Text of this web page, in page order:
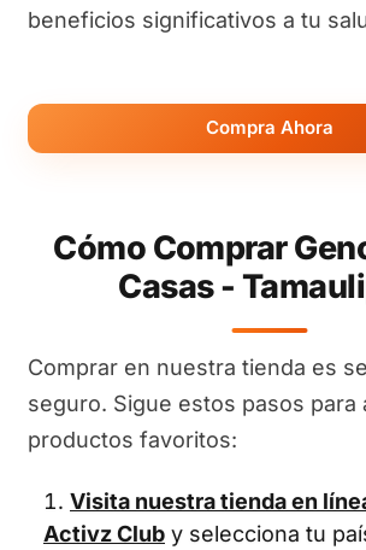
beneficios significativos a tu
Compra Ahora
Cómo Comprar
Casas -
Comprar en nuestra tienda es
seguro. Sigue estos pasos para
productos favoritos:
Visita nuestra tienda en
Activz Club y selecciona tu